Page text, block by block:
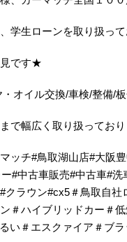
学生ローンを取り扱って
見です★
オイル交換/車検/整備/板
で幅広く取り扱っており
ッチ#鳥取湖山店#大阪
#中古車販売#中古車#
クラウン#cx5＃鳥取自
＃ハイブリッドカー＃
い＃エスクァイア＃ブ